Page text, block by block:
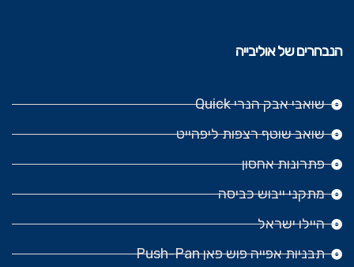
הנבחרים של אוליבייה
שואבי אבק הנרי Quick
שואב שוטף רצפות ליפהייט
פתרונות אחסון
מתקני ייבוש כביסה
היילו ישראל
תבניות אפייה פוש פאן Push-Pan